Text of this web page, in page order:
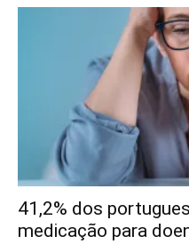
41,2% dos
medicação para